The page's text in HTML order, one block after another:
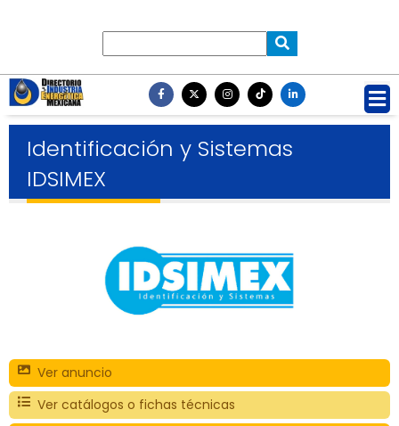
Identificación y Sistemas
IDSIMEX
Ver anuncio
Ver catálogos o fichas técnicas